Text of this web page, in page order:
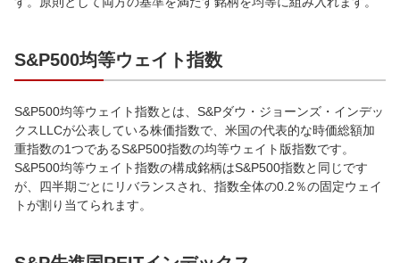
S&P500均等ウェイト指数
S&P500均等ウェイト指数とは、S&Pダウ・ジョーンズ・インデッ
クスLLCが公表している株価指数で、米国の代表的な時価総額加
重指数の1つであるS&P500指数の均等ウェイト版指数です。
S&P500均等ウェイト指数の構成銘柄はS&P500指数と同じです
が、四半期ごとにリバランスされ、指数全体の0.2％の固定ウェイ
トが割り当てられます。